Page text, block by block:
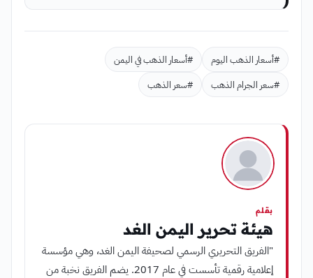
#أسعار الذهب اليوم
#أسعار الذهب في اليمن
#سعر الجرام الذهب
#سعر الذهب
بقلم
هيئة تحرير اليمن الغد
"الفريق التحريري الرسمي لصحيفة اليمن الغد، وهي مؤسسة
إعلامية رقمية تأسست في عام 2017. يضم الفريق نخبة من